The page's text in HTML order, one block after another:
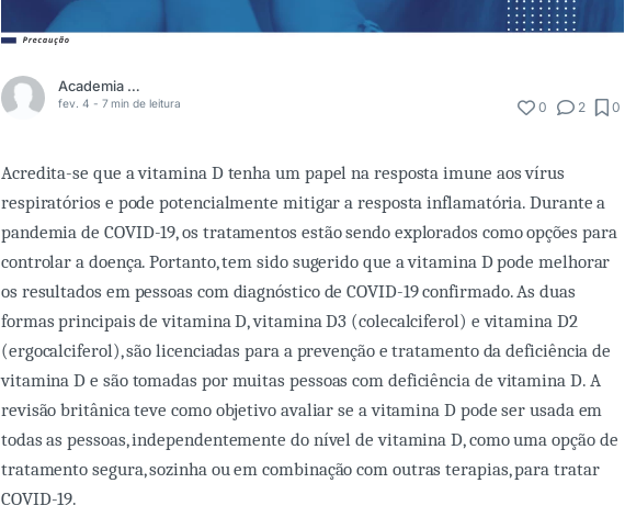
Academia Médica
fev. 4 - 7 min de leitura 0 2 0
Acredita-se que a vitamina D tenha um papel na resposta imune aos vírus
respiratórios e pode potencialmente mitigar a resposta inflamatória. Durante a
pandemia de COVID-19, os tratamentos estão sendo explorados como opções para
controlar a doença. Portanto, tem sido sugerido que a vitamina D pode melhorar
os resultados em pessoas com diagnóstico de COVID-19 confirmado. As duas
formas principais de vitamina D, vitamina D3 (colecalciferol) e vitamina D2
(ergocalciferol), são licenciadas para a prevenção e tratamento da deficiência de
vitamina D e são tomadas por muitas pessoas com deficiência de vitamina D. A
revisão britânica teve como objetivo avaliar se a vitamina D pode ser usada em
todas as pessoas, independentemente do nível de vitamina D, como uma opção de
tratamento segura, sozinha ou em combinação com outras terapias, para tratar
COVID-19.